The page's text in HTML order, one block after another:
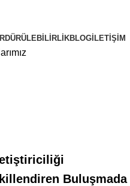
BLOGİLETIŞIM
Buluşmada